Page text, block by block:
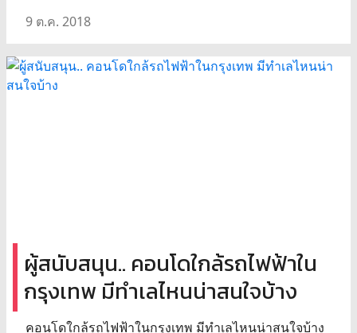
9 ต.ค. 2018
ผู้สนับสนุน.. คอนโดใกล้รถไฟฟ้าใน
กรุงเทพ มีทำเลไหนน่าสนใจบ้าง
คอนโดใกล้รถไฟฟ้าในกรุงเทพ มีทำเลไหนน่าสนใจบ้าง